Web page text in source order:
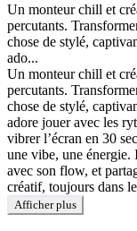
Un monteur chill et
percutants.
chose de stylé,
ado...
Un monteur chill et
percutants.
chose de stylé,
adore jouer avec les
vibrer l’écran en 30
une vibe, une énergie.
avec son flow, et
créatif, toujours dans
Afficher plus